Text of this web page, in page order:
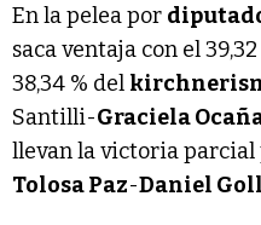
En la pelea por
saca ventaja con el
38,34 % del
Santilli-Graciela
llevan la victoria parcial
Tolosa Paz-Daniel